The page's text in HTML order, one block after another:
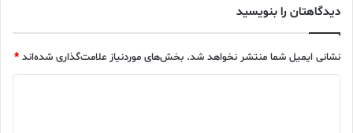
دیدگاهتان را بنویسید
نشانی ایمیل شما منتشر نخواهد شد. بخش‌های موردنیاز علامت‌گذاری شده‌اند *